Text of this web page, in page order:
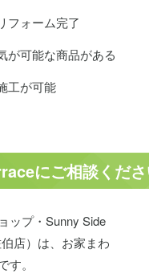
フォーム完了
が可能な商品がある
工が可能
にご相談くだ
ップ・Sunny Side
店）は、お家まわ
。